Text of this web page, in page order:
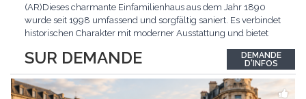
SUR DEMANDE
(AR)Dieses charmante Einfamilienhaus aus dem Jahr 1890
wurde seit 1998 umfassend und sorgfältig saniert. Es verbindet
historischen Charakter mit moderner Ausstattung und bietet
Walzenhausen überzeugt durch die Nähe zur Natur, gute
Erreichbarkeit und ein angenehmes Wohnumfeld. Highlights...
DEMANDE
D'INFOS